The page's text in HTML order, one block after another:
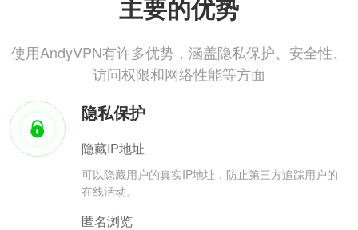
主要的优势
使用AndyVPN有许多优势，涵盖隐私保护、安全性、
访问权限和网络性能等方面
隐私保护
隐藏IP地址
可以隐藏用户的真实IP地址，防止第三方追踪用户的
在线活动。
匿名浏览